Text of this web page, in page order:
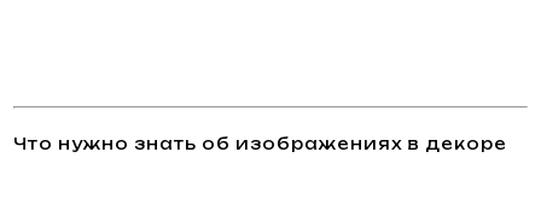
Что нужно знать об изображениях в декоре